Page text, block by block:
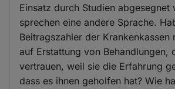
Einsatz durch Studien abgesegnet
sprechen eine andere Sprache.
Beitragszahler der Krankenkassen
auf Erstattung von Behandlungen,
vertrauen, weil sie die Erfahrung
dass es ihnen geholfen hat? Wie